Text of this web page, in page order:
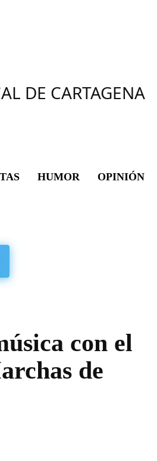
DE CARTAGENA
HUMOR OPINIÓN
con el
de